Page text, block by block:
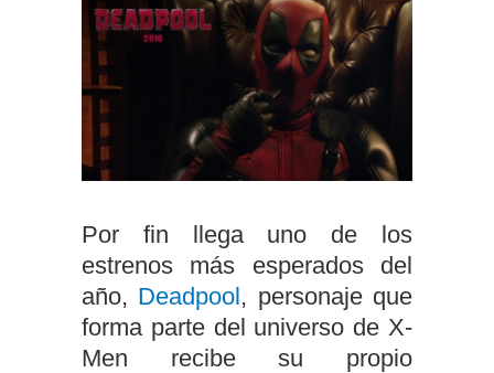
Por fin llega uno de los
estrenos más esperados del
año, Deadpool, personaje que
forma parte del universo de X-
Men recibe su propio